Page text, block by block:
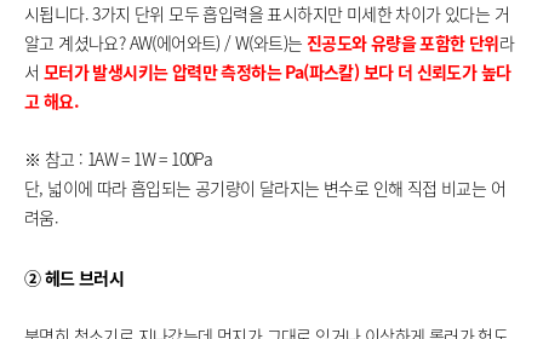
시됩니다. 3가지 단위 모두 흡입력을 표시하지만 미세한 차이가 있다는 거
알고 계셨나요? AW(에어와트) / W(와트)는 진공도와 유량을 포함한 단위라
서 모터가 발생시키는 압력만 측정하는 Pa(파스칼) 보다 더 신뢰도가 높다
고 해요.
※ 참고 : 1AW = 1W = 100Pa
단, 넓이에 따라 흡입되는 공기량이 달라지는 변수로 인해 직접 비교는 어
려움.
② 헤드 브러시